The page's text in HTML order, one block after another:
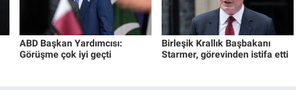
ABD Başkan Yardımcısı:
Görüşme çok iyi geçti
Birleşik Krallık Başbakanı
Starmer, görevinden istifa etti